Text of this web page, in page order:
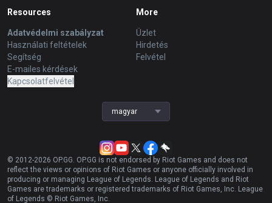
Resources
Adatvédelmi szabályzat
Használati feltételek
Segítség
E-mailes kérdések
Kapcsolatfelvétel
More
Üzlet
Hirdetés
Felvétel
magyar
© 2012-2026 OP.GG. OP.GG is not endorsed by Riot Games and does not
reflect the views or opinions of Riot Games or anyone officially involved in
producing or managing League of Legends. League of Legends and Riot
Games are trademarks or registered trademarks of Riot Games, Inc. League
of Legends © Riot Games, Inc.